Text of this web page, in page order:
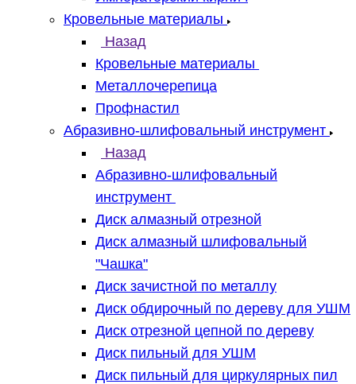
Кровельные материалы
Назад
Кровельные материалы
Металлочерепица
Профнастил
Абразивно-шлифовальный инструмент
Назад
Абразивно-шлифовальный
инструмент
Диск алмазный отрезной
Диск алмазный шлифовальный
"Чашка"
Диск зачистной по металлу
Диск обдирочный по дереву для УШМ
Диск отрезной цепной по дереву
Диск пильный для УШМ
Диск пильный для циркулярных пил